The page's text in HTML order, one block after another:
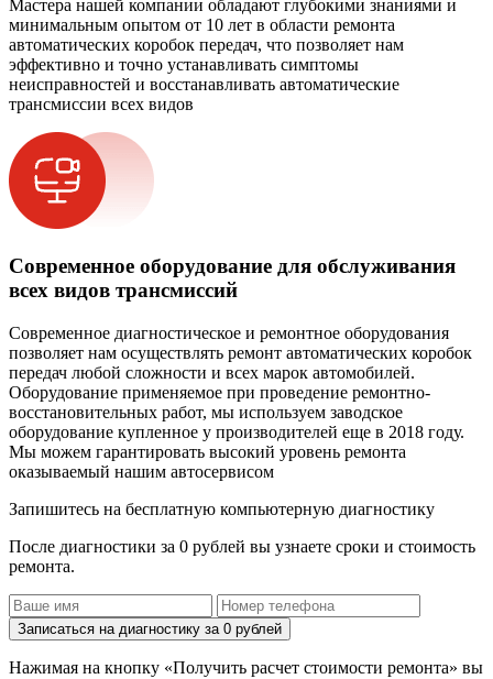
Мастера нашей компании обладают глубокими знаниями и
минимальным опытом от 10 лет в области ремонта
автоматических коробок передач, что позволяет нам
эффективно и точно устанавливать симптомы
неисправностей и восстанавливать автоматические
трансмиссии всех видов
Современное оборудование для обслуживания
всех видов трансмиссий
Современное диагностическое и ремонтное оборудования
позволяет нам осуществлять ремонт автоматических коробок
передач любой сложности и всех марок автомобилей.
Оборудование применяемое при проведение ремонтно-
восстановительных работ, мы используем заводское
оборудование купленное у производителей еще в 2018 году.
Мы можем гарантировать высокий уровень ремонта
оказываемый нашим автосервисом
Запишитесь на бесплатную компьютерную диагностику
После диагностики за 0 рублей вы узнаете сроки и стоимость
ремонта.
Записаться на диагностику за 0 рублей
Нажимая на кнопку «Получить расчет стоимости ремонта» вы